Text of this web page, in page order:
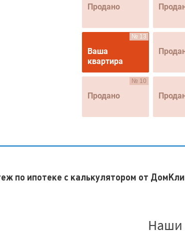
Продано
№ 13
Ваша
квартира
№ 10
Продано
по ипотеке с калькулятором от
Наши